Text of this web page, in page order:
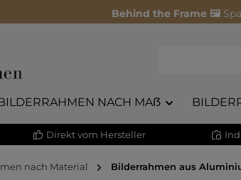
Behind the Frame 🖼️
NACH MAẞ
Direkt vom Hersteller
nach Material Bilderrahmen aus